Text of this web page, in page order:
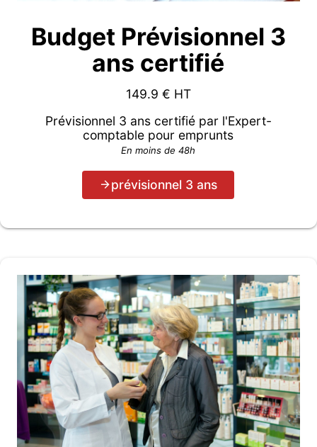
Budget Prévisionnel 3
ans certifié
149.9 € HT
Prévisionnel 3 ans certifié par l'Expert-
comptable pour emprunts
En moins de 48h
prévisionnel 3 ans